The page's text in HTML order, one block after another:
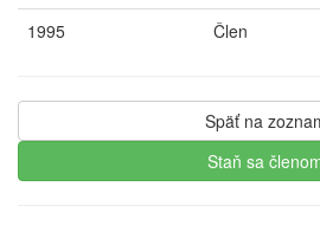
1995
Člen
Späť na
Staň sa